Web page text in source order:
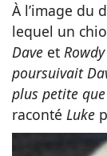
À l’image du
lequel un
Dave et Rowdy
poursuivait
plus petite
raconté Luke